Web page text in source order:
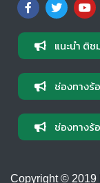
แนะนำ ติช
ช่องทางร้
ช่องทางร้
Copyright © 2019